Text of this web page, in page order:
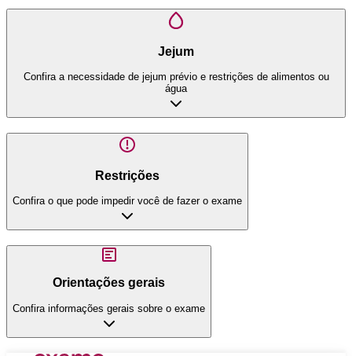
Jejum
Confira a necessidade de jejum prévio e restrições de alimentos ou
água
Restrições
Confira o que pode impedir você de fazer o exame
Orientações gerais
Confira informações gerais sobre o exame